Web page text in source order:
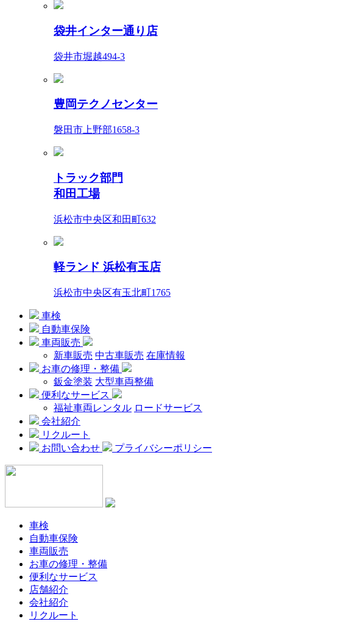
袋井インター通り店
袋井市堀越494-3
豊岡テクノセンター
磐田市上野部1658-3
トラック部門
和田工場
浜松市中央区和田町632
軽ランド 浜松有玉店
浜松市中央区有玉北町1765
車検
自動車保険
車両販売
新車販売 中古車販売 在庫情報
お車の修理・整備
鈑金塗装 大型車両整備
便利なサービス
福祉車両レンタル ロードサービス
会社紹介
リクルート
お問い合わせ
プライバシーポリシー
車検
自動車保険
車両販売
お車の修理・整備
便利なサービス
店舗紹介
会社紹介
リクルート